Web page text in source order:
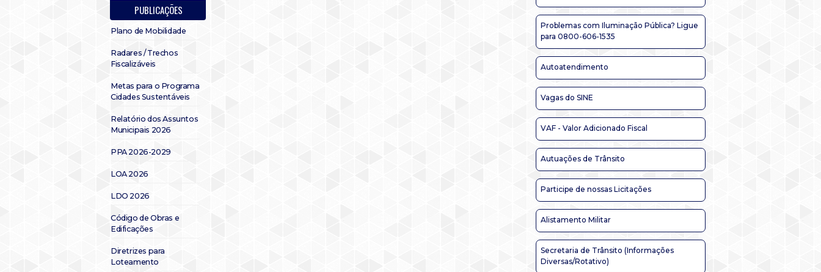
PUBLICAÇÕES
Plano de Mobilidade
Radares / Trechos
Fiscalizáveis
Metas para o Programa
Cidades Sustentáveis
Relatório dos Assuntos
Municipais 2026
PPA 2026-2029
LOA 2026
LDO 2026
Código de Obras e
Edificações
Diretrizes para
Loteamento
Problemas com Iluminação Pública? Ligue
para 0800-606-1535
Autoatendimento
Vagas do SINE
VAF - Valor Adicionado Fiscal
Autuações de Trânsito
Participe de nossas Licitações
Alistamento Militar
Secretaria de Trânsito (Informações
Diversas/Rotativo)